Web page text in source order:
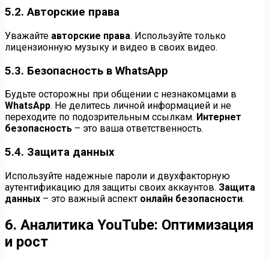
5.2. Авторские права
Уважайте авторские права. Используйте только
лицензионную музыку и видео в своих видео.
5.3. Безопасность в WhatsApp
Будьте осторожны при общении с незнакомцами в
WhatsApp. Не делитесь личной информацией и не
переходите по подозрительным ссылкам. Интернет
безопасность – это ваша ответственность.
5.4. Защита данных
Используйте надежные пароли и двухфакторную
аутентификацию для защиты своих аккаунтов. Защита
данных – это важный аспект онлайн безопасности.
6. Аналитика YouTube: Оптимизация
и рост